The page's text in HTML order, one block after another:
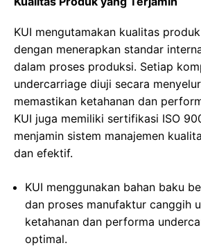
KUI mengutamakan kualitas
dengan menerapkan standar
dalam proses produksi. Setiap
undercarriage diuji secara
memastikan ketahanan dan
KUI juga memiliki sertifikasi ISO
menjamin sistem manajemen
dan efektif.
KUI menggunakan bahan baku
dan proses manufaktur canggih
ketahanan dan performa
optimal.